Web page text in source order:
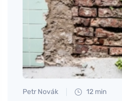
Petr Novák 12 min